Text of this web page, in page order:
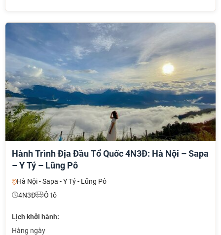
Hành Trình Địa Đầu Tổ Quốc 4N3Đ: Hà Nội – Sapa
– Y Tý – Lũng Pô
Hà Nội - Sapa - Y Tý - Lũng Pô
4N3Đ
Ô tô
Lịch khởi hành:
Hàng ngày